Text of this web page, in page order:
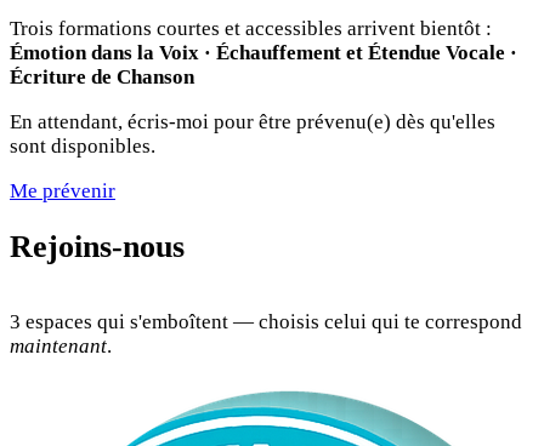
Trois formations courtes et accessibles arrivent bientôt :
Émotion dans la Voix · Échauffement et Étendue Vocale ·
Écriture de Chanson
En attendant, écris-moi pour être prévenu(e) dès qu'elles
sont disponibles.
Me prévenir
Rejoins-nous
3 espaces qui s'emboîtent — choisis celui qui te correspond
maintenant.